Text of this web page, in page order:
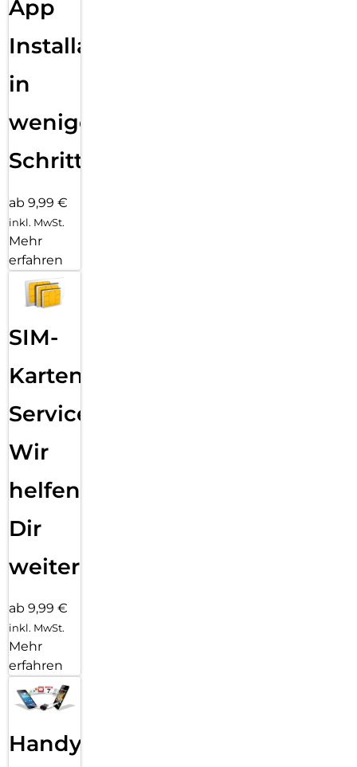
App
Installation
in
wenigen
Schritten
ab 9,99 €
inkl. MwSt.
Mehr
erfahren
SIM-
Karten
Service:
Wir
helfen
Dir
weiter
ab 9,99 €
inkl. MwSt.
Mehr
erfahren
Handy